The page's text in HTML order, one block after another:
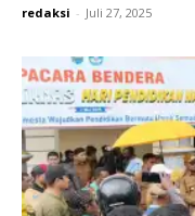
redaksi - Juli 27, 2025